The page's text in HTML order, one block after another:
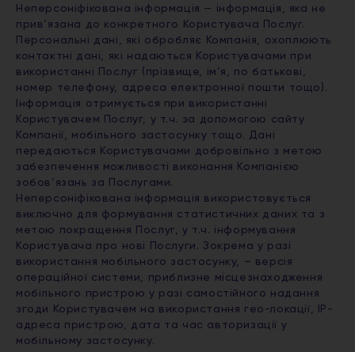
Неперсоніфікована інформація — інформація, яка не
прив’язана до конкретного Користувача Послуг.
Персональні дані, які обробляє Компанія, охоплюють
контактні дані, які надаються Користувачами при
використанні Послуг (прізвище, ім’я, по батькові,
номер телефону, адреса електронної пошти тощо).
Інформація отримується при використанні
Користувачем Послуг, у т.ч. за допомогою сайту
Компанії, мобільного застосунку тощо. Дані
передаються Користувачами добровільно з метою
забезпечення можливості виконання Компанією
зобов’язань за Послугами.
Неперсоніфікована інформація використовується
виключно для формування статистичних даних та з
метою покращення Послуг, у т.ч. інформування
Користувача про нові Послуги. Зокрема у разі
використання мобільного застосунку, – версія
операційної системи, приблизне місцезнаходження
мобільного пристрою у разі самостійного надання
згоди Користувачем на використання гео-локації, IP-
адреса пристрою, дата та час авторизації у
мобільному застосунку.